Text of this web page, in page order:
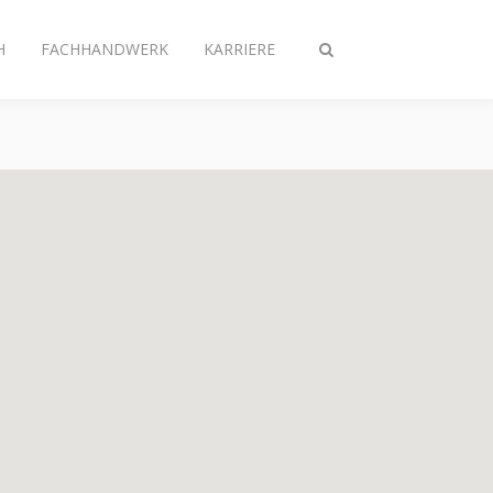
Suche
FACHHANDWERK KARRIERE